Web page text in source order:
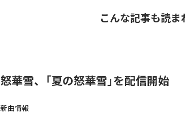
こんな記事も読ま
怒華雪、「夏の怒華雪」を配信開始
新曲情報